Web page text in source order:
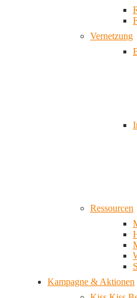
Vernetzung
Ressourcen
Kampagne & Aktionen